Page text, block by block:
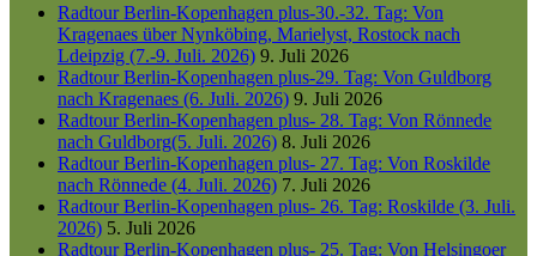
Radtour Berlin-Kopenhagen plus-30.-32. Tag: Von
Kragenaes über Nynköbing, Marielyst, Rostock nach
Ldeipzig (7.-9. Juli. 2026) 9. Juli 2026
Radtour Berlin-Kopenhagen plus-29. Tag: Von Guldborg
nach Kragenaes (6. Juli. 2026) 9. Juli 2026
Radtour Berlin-Kopenhagen plus- 28. Tag: Von Rönnede
nach Guldborg(5. Juli. 2026) 8. Juli 2026
Radtour Berlin-Kopenhagen plus- 27. Tag: Von Roskilde
nach Rönnede (4. Juli. 2026) 7. Juli 2026
Radtour Berlin-Kopenhagen plus- 26. Tag: Roskilde (3. Juli.
2026) 5. Juli 2026
Radtour Berlin-Kopenhagen plus- 25. Tag: Von Helsingoer